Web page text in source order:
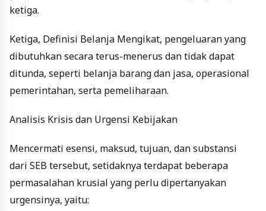
ketiga.
Ketiga, Definisi Belanja Mengikat, pengeluaran yang
dibutuhkan secara terus-menerus dan tidak dapat
ditunda, seperti belanja barang dan jasa, operasional
pemerintahan, serta pemeliharaan.
Analisis Krisis dan Urgensi Kebijakan
Mencermati esensi, maksud, tujuan, dan substansi
dari SEB tersebut, setidaknya terdapat beberapa
permasalahan krusial yang perlu dipertanyakan
urgensinya, yaitu: